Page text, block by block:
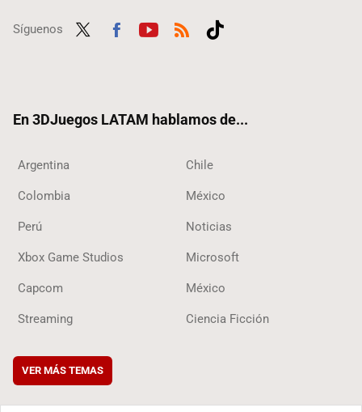
Síguenos
En 3DJuegos LATAM hablamos de...
Argentina Chile
Colombia México
Perú Noticias
Xbox Game Studios Microsoft
Capcom México
Streaming Ciencia Ficción
VER MÁS TEMAS